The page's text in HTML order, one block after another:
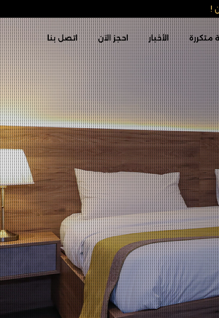
!
متكررة الأخبار احجز الآن اتصل بنا